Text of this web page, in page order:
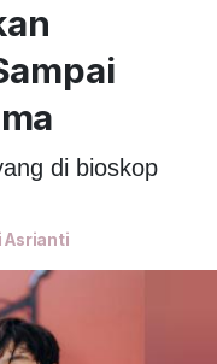
di bioskop
Asrianti